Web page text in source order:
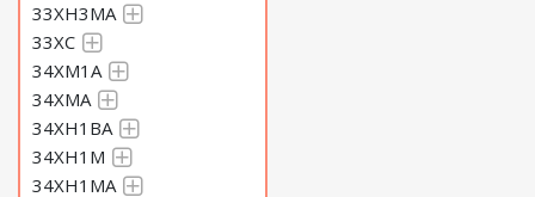
33ХН3МА
33ХС
34ХМ1А
34ХМА
34ХН1ВА
34ХН1М
34ХН1МА